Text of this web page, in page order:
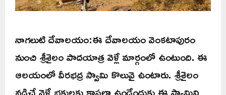
నాగలుటి దేవాలయం:ఈ దేవాలయం వెంకటాపురం
నుంచి శ్రీశైలం పాదయాత్ర వెళ్లే మార్గంలో ఉంటుంది. ఈ
ఆలయంలో వీరభద్ర స్వామి కొలువై ఉంటారు. శ్రీశైలం